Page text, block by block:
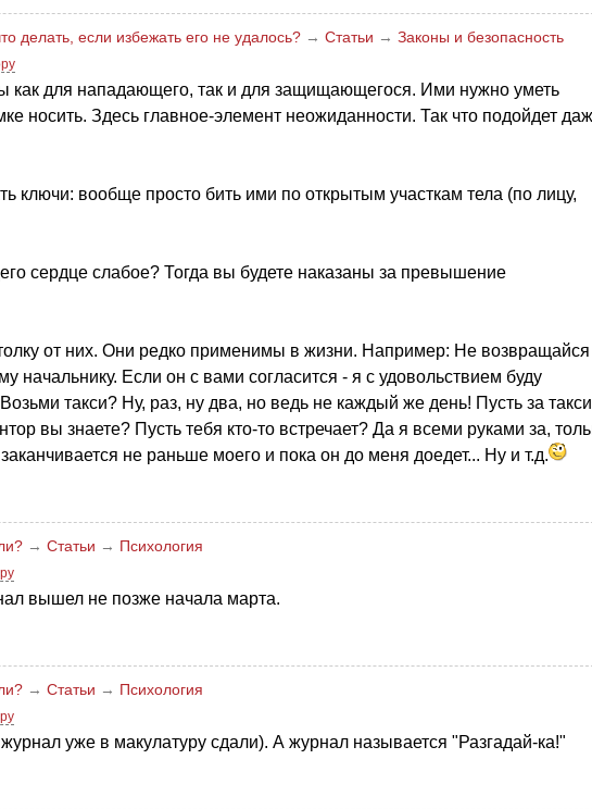
делать, если избежать его не удалось? → Статьи → Законы и безопасность
как для нападающего, так и для защищающегося. Ими нужно уметь
носить. Здесь главное-элемент неожиданности. Так что подойдет
ключи: вообще просто бить ими по открытым участкам тела (по лицу,
сердце слабое? Тогда вы будете наказаны за превышение
от них. Они редко применимы в жизни. Например: Не возвращайся
начальнику. Если он с вами согласится - я с удовольствием буду
такси? Ну, раз, ну два, но ведь не каждый же день! Пусть за такси
вы знаете? Пусть тебя кто-то встречает? Да я всеми руками за,
не раньше моего и пока он до меня доедет... Ну и т.д.
→ Статьи → Психология
вышел не позже начала марта.
→ Статьи → Психология
уже в макулатуру сдали). А журнал называется "Разгадай-ка!"